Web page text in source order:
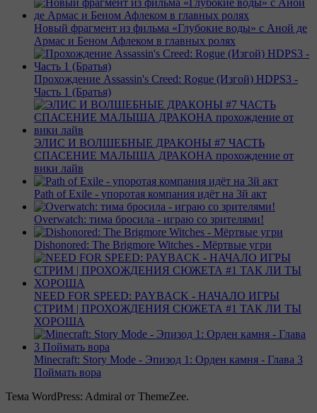
Новый фрагмент из фильма «Глубокие воды» с Аной де
Армас и Беном Афлеком в главных ролях
Прохождение Assassin's Creed: Rogue (Изгой) HDPS3 -
Часть 1 (Братья)
ЭЛИС И ВОЛШЕБНЫЕ ДРАКОНЫ #7 ЧАСТЬ
СПАСЕНИЕ МАЛЫША ДРАКОНА прохождение от
вики лайв
Path of Exile - упоротая компания идёт на 3й акт
Overwatch: тима бросила - играю со зрителями!
Dishonored: The Brigmore Witches - Мёртвые угри
NEED FOR SPEED: PAYBACK - НАЧАЛО ИГРЫ
СТРИМ | ПРОХОЖДЕНИЯ СЮЖЕТА #1 ТАК ЛИ ТЫ
ХОРОША
Minecraft: Story Mode - Эпизод 1: Орден камня - Глава 3
Поймать вора
Тема WordPress: Admiral от ThemeZee.